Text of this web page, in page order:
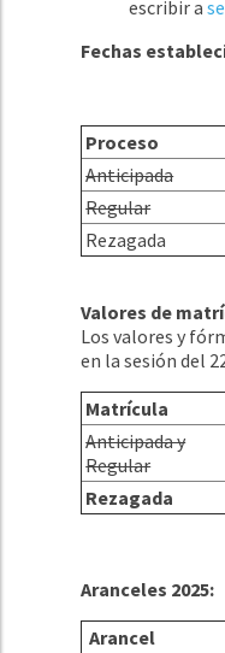
escribir a
Fechas
Proceso
Anticipada
Regular
Rezagada
Valores de
Los valores y
en la sesión del
Matrícula
Anticipada y
Regular
Rezagada
Aranceles 2025:
Arancel